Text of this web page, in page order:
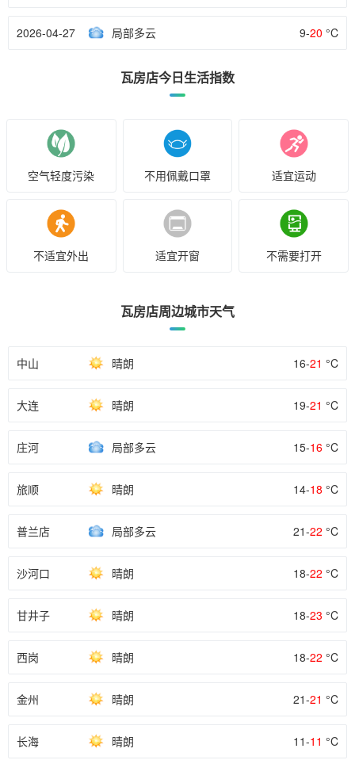
2026-04-27 局部多云 9-20 °C
瓦房店今日生活指数
空气轻度污染 不用佩戴口罩 适宜运动
不适宜外出 适宜开窗 不需要打开
瓦房店周边城市天气
中山 晴朗 16-21 °C
大连 晴朗 19-21 °C
庄河 局部多云 15-16 °C
旅顺 晴朗 14-18 °C
普兰店 局部多云 21-22 °C
沙河口 晴朗 18-22 °C
甘井子 晴朗 18-23 °C
西岗 晴朗 18-22 °C
金州 晴朗 21-21 °C
长海 晴朗 11-11 °C